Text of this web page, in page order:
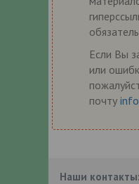
Если Вы
или
почту
Наши контакты: